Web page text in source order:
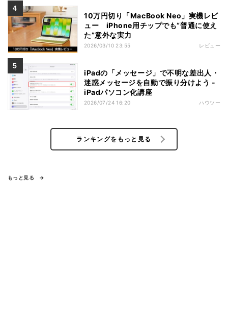
10万円切り「MacBook Neo」実機レビ
ュー iPhone用チップでも“普通に使え
た”意外な実力
2026/03/10 23:55 レビュー
iPadの「メッセージ」で不明な差出人・
迷惑メッセージを自動で振り分けよう -
iPadパソコン化講座
2026/07/24 16:20 ハウツー
ランキングをもっと見る
もっと見る